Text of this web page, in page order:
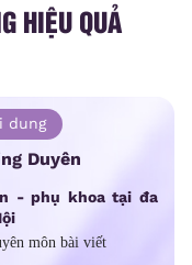
HIỆU QUẢ
dung
Duyên
- phụ khoa tại đa
môn bài viết